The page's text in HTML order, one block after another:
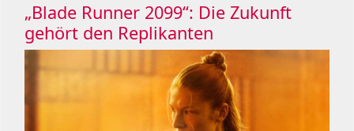
„Blade Runner 2099“: Die Zukunft
gehört den Replikanten